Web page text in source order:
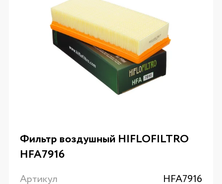
Фильтр воздушный HIFLOFILTRO
HFA7916
Артикул HFA7916